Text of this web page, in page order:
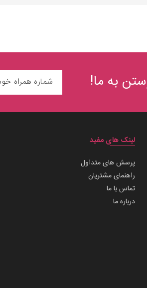
به ما!
لینک های مفید
پرسش های متداول
راهنمای مشتریان
تماس با ما
درباره ما